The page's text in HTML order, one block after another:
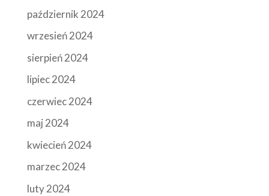
październik 2024
wrzesień 2024
sierpień 2024
lipiec 2024
czerwiec 2024
maj 2024
kwiecień 2024
marzec 2024
luty 2024